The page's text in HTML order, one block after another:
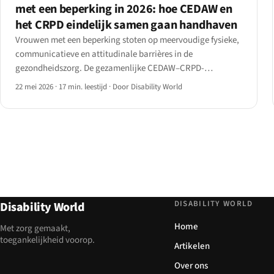
met een beperking in 2026: hoe CEDAW en
het CRPD eindelijk samen gaan handhaven
Vrouwen met een beperking stoten op meervoudige fysieke,
communicatieve en attitudinale barrières in de
gezondheidszorg. De gezamenlijke CEDAW–CRPD-
aanbeveling van 2025 en hervormingsdata van 2024–26
22 mei 2026 · 17 min. leestijd · Door Disability World
Disability World
Met zorg gemaakt,
toegankelijkheid voorop.
DISABILITY WORLD
Home
Artikelen
Over ons